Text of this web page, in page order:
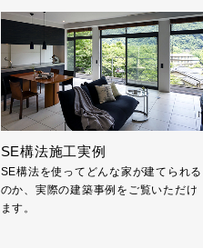
SE構法施工実例
SE構法を使ってどんな家が建てられる
のか、実際の建築事例をご覧いただけ
ます。